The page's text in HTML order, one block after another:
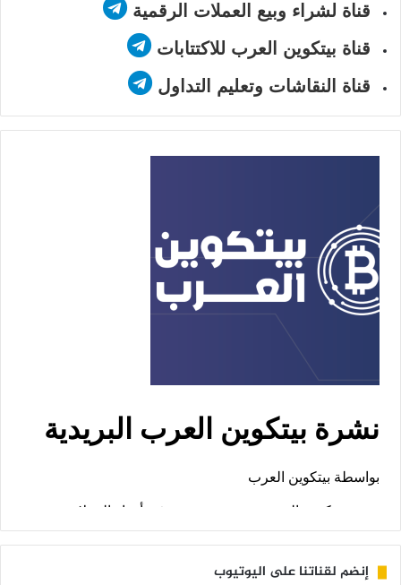
قناة لشراء وبيع العملات الرقمية
قناة بيتكوين العرب للاكتتابات
قناة النقاشات وتعليم التداول
إنضم لقناتنا على اليوتيوب